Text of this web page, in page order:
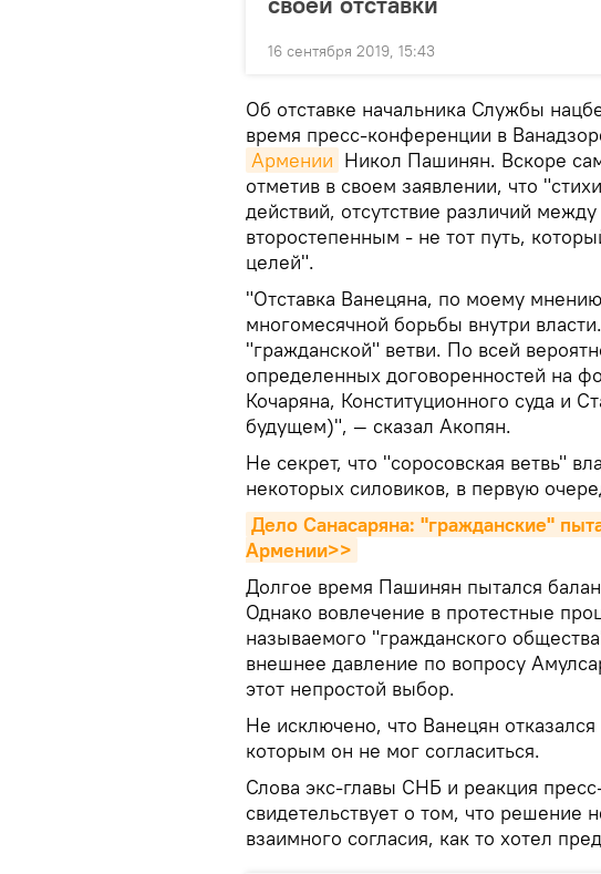
16 сентября 2019, 15:43
Об отставке начальника Службы
время пресс-конференции в
Армении Никол Пашинян. Вскоре
отметив в своем заявлении, что
действий, отсутствие различий
второстепенным - не тот путь,
целей".
"Отставка Ванецяна, по моему
многомесячной борьбы внутри
"гражданской" ветви. По всей
определенных договоренностей на
Кочаряна, Конституционного суда и
будущем)", — сказал Акопян.
Не секрет, что "соросовская ветвь"
некоторых силовиков, в первую
Дело Санасаряна: "гражданские"
Армении>>
Долгое время Пашинян пытался
Однако вовлечение в протестные
называемого "гражданского
внешнее давление по вопросу
этот непростой выбор.
Не исключено, что Ванецян
которым он не мог согласиться.
Слова экс-главы СНБ и реакция
свидетельствует о том, что решение
взаимного согласия, как то хотел